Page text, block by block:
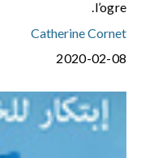
l’ogre.
Catherine Cornet
2020-02-08